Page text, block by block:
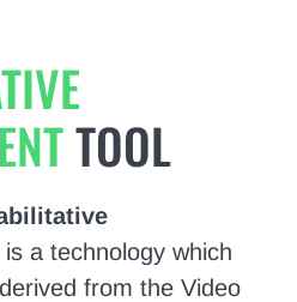
TOOL
is a technology which
from the Video